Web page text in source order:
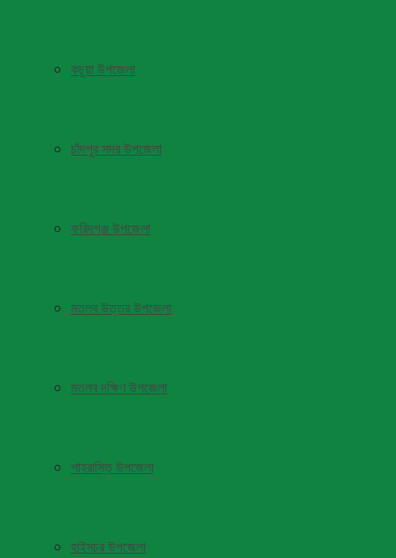
কচুয়া উপজেলা
চাঁদপুর সদর উপজেলা
ফরিদগঞ্জ উপজেলা
মতলব উত্তর উপজেলা
মতলব দক্ষিণ উপজেলা
শাহরাস্তি উপজেলা
হাইমচর উপজেলা